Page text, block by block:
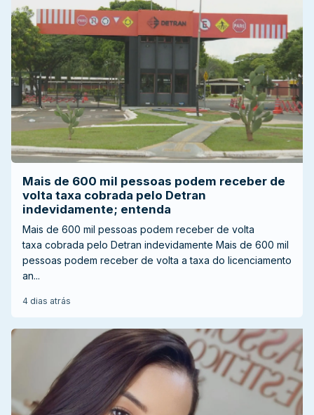
Mais de 600 mil pessoas podem receber de
volta taxa cobrada pelo Detran
indevidamente; entenda
Mais de 600 mil pessoas podem receber de volta
taxa cobrada pelo Detran indevidamente Mais de 600 mil
pessoas podem receber de volta a taxa do licenciamento
an...
4 dias atrás